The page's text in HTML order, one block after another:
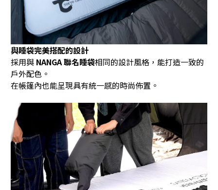
與睡袋完美搭配的設計
採用與 NANGA聯名睡袋相同的設計風格，能打造一致的
戶外配色。
在帳篷內也能呈現具有統一感的時尚佈置。